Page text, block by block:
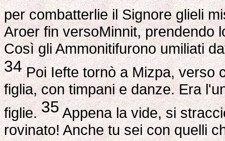
per combatterlie il Signore glieli
Aroer fin versoMinnit, prendendo
Così gli Ammonitifurono umiliati
34 Poi Iefte tornò a Mizpa, verso
figlia, con timpani e danze. Era
figlie.35Appena la vide, si
rovinato! Anche tu sei con quelli